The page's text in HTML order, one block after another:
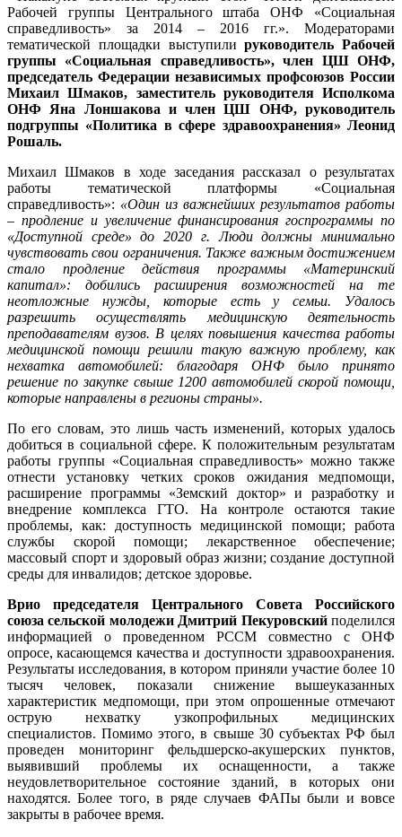
Рабочей группы Центрального штаба ОНФ «Социальная
справедливость» за 2014 – 2016 гг.». Модераторами
тематической площадки выступилируководитель Рабочей
группы «Социальная справедливость», член ЦШ ОНФ,
председатель Федерации независимых профсоюзов России
Михаил Шмаков, заместитель руководителя Исполкома
ОНФ Яна Лоншакова и член ЦШ ОНФ, руководитель
подгруппы «Политика в сфере здравоохранения» Леонид
Рошаль.
Михаил Шмаков в ходе заседания рассказал о результатах
работы тематической платформы «Социальная
справедливость»: «Один из важнейших результатов работы
– продление и увеличение финансирования госпрограммы по
«Доступной среде» до 2020 г. Люди должны минимально
чувствовать свои ограничения. Также важным достижением
стало продление действия программы «Материнский
капитал»: добились расширения возможностей на те
неотложные нужды, которые есть у семьи. Удалось
разрешить осуществлять медицинскую деятельность
преподавателям вузов. В целях повышения качества работы
медицинской помощи решили такую важную проблему, как
нехватка автомобилей: благодаря ОНФ было принято
решение по закупке свыше 1200 автомобилей скорой помощи,
которые направлены в регионы страны».
По его словам, это лишь часть изменений, которых удалось
добиться в социальной сфере. К положительным результатам
работы группы «Социальная справедливость» можно также
отнести установку четких сроков ожидания медпомощи,
расширение программы «Земский доктор» и разработку и
внедрение комплекса ГТО. На контроле остаются такие
проблемы, как: доступность медицинской помощи; работа
службы скорой помощи; лекарственное обеспечение;
массовый спорт и здоровый образ жизни; создание доступной
среды для инвалидов; детское здоровье.
Врио председателя Центрального Совета Российского
союза сельской молодежи Дмитрий Пекуровскийподелился
информацией о проведенном РССМ совместно с ОНФ
опросе, касающемся качества и доступности здравоохранения.
Результаты исследования, в котором приняли участие более 10
тысяч человек, показали снижение вышеуказанных
характеристик медпомощи, при этом опрошенные отмечают
острую нехватку узкопрофильных медицинских
специалистов. Помимо этого, в свыше 30 субъектах РФ был
проведен мониторинг фельдшерско-акушерских пунктов,
выявивший проблемы их оснащенности, а также
неудовлетворительное состояние зданий, в которых они
находятся. Более того, в ряде случаев ФАПы были и вовсе
закрыты в рабочее время.